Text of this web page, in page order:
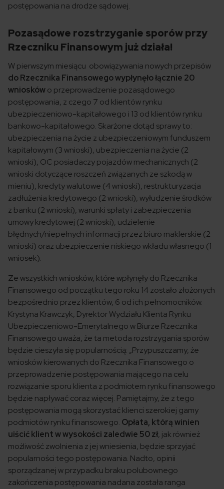
postępowania na drodze sądowej.
Pozasądowe rozstrzyganie sporów przy
Rzeczniku Finansowym już działa!
W pierwszym miesiącu obowiązywania nowych przepisów
do Rzecznika Finansowego wypłynęło łącznie 20
wnioskówo przeprowadzenie pozasądowego
postępowania, z czego 7 od klientów rynku
ubezpieczeniowo-kapitałowego i 13 od klientów rynku
bankowo-kapitałowego. Skarżone dotąd sprawy to:
ubezpieczenia na życie z ubezpieczeniowym funduszem
kapitałowym (3 wnioski), ubezpieczenia na życie (2
wnioski), OC posiadaczy pojazdów mechanicznych (2
wnioski dotyczące roszczeń związanych ze szkodą w
mieniu), kredyty walutowe (4 wnioski), restrukturyzacja
zadłużenia kredytowego (2 wnioski), wyłudzenie środków
z banku (2 wnioski), warunki spłaty i zabezpieczenia
umowy kredytowej (2 wnioski), udzielenie
błędnych/niepełnych informacji przez biuro maklerskie (2
wnioski) oraz ubezpieczenie niskiego wkładu własnego (1
wniosek).
Ze wszystkich wniosków, które wpłynęły do Rzecznika
Finansowego od początku tego roku 14 zostało złożonych
bezpośrednio przez klientów, 6 od ich pełnomocników.
Krystyna Krawczyk, Dyrektor Wydziału Klienta Rynku
Ubezpieczeniowo-Emerytalnego w Biurze Rzecznika
Finansowego uważa, że ta metoda rozstrzygania sporów
będzie cieszyła się popularnością: „Przypuszczamy, że
wniosków kierowanych do Rzecznika Finansowego o
przeprowadzenie postępowania mającego na celu
rozwiązanie sporu klienta z podmiotem rynku finansowego
będzie napływać coraz więcej. Pamiętajmy, że z tego
postępowania mogą skorzystać klienci szerokiej gamy
podmiotów rynku finansowego. Opłata, którą winien
uiścić klient w wysokości zaledwie 50 zł, jak również
możliwość zwolnienia z jej wniesienia, będzie sprzyjać
popularności tego postępowania. Nadto, opinii
sporządzanej w przypadku braku polubownego
zakończenia postępowania nadana została ranga